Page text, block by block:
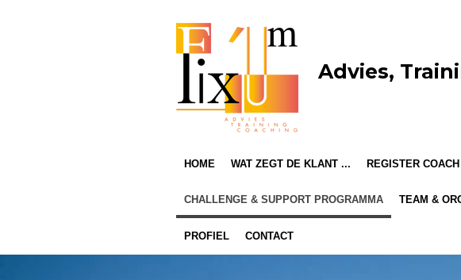
Advies,
HOME WAT ZEGT DE KLANT ... REGISTER
CHALLENGE & SUPPORT PROGRAMMA TEAM &
PROFIEL CONTACT